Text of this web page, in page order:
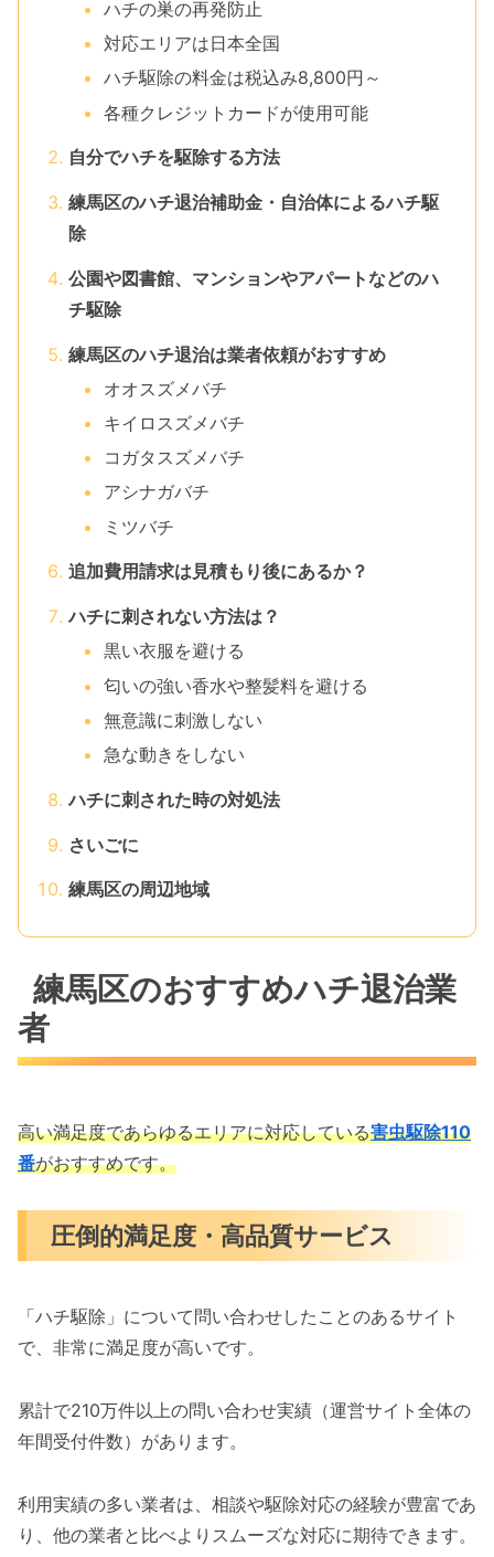
ハチの巣の再発防止
対応エリアは日本全国
ハチ駆除の料金は税込み8,800円～
各種クレジットカードが使用可能
自分でハチを駆除する方法
練馬区のハチ退治補助金・自治体によるハチ駆
除
公園や図書館、マンションやアパートなどのハ
チ駆除
練馬区のハチ退治は業者依頼がおすすめ
オオスズメバチ
キイロスズメバチ
コガタスズメバチ
アシナガバチ
ミツバチ
追加費用請求は見積もり後にあるか？
ハチに刺されない方法は？
黒い衣服を避ける
匂いの強い香水や整髪料を避ける
無意識に刺激しない
急な動きをしない
ハチに刺された時の対処法
さいごに
練馬区の周辺地域
練馬区のおすすめハチ退治業
者
高い満足度であらゆるエリアに対応している害虫駆除110
番がおすすめです。
圧倒的満足度・高品質サービス
「ハチ駆除」について問い合わせしたことのあるサイト
で、非常に満足度が高いです。
累計で210万件以上の問い合わせ実績（運営サイト全体の
年間受付件数）があります。
利用実績の多い業者は、相談や駆除対応の経験が豊富であ
り、他の業者と比べよりスムーズな対応に期待できます。